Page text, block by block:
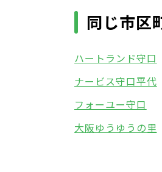
同じ市区
ハートランド守口
ナービス守口平代
フォーユー守口
大阪ゆうゆうの里